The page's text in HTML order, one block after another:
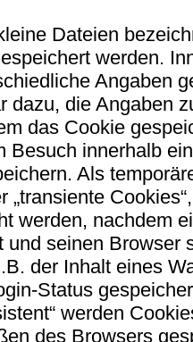
Dateien
werden.
Angaben
dazu, die Angaben
das Cookie
Besuch innerhalb
Als
„transiente
werden, nachdem
und seinen Browser
der Inhalt eines
Status
werden
des Browsers